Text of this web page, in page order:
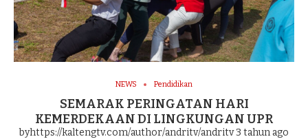
NEWS Pendidikan
SEMARAK PERINGATAN HARI
KEMERDEKAAN DI LINGKUNGAN UPR
byhttps://kaltengtv.com/author/andritv/andritv3 tahun ago